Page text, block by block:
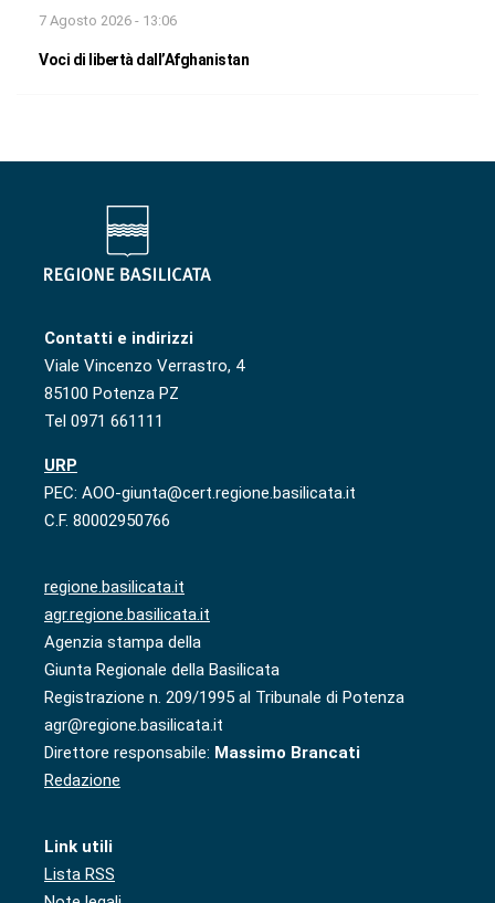
7 Agosto 2026 - 13:06
Voci di libertà dall’Afghanistan
Contatti e indirizzi
Viale Vincenzo Verrastro, 4
85100 Potenza PZ
Tel 0971 661111
URP
PEC: AOO-giunta@cert.regione.basilicata.it
C.F. 80002950766
regione.basilicata.it
agr.regione.basilicata.it
Agenzia stampa della
Giunta Regionale della Basilicata
Registrazione n. 209/1995 al Tribunale di Potenza
agr@regione.basilicata.it
Direttore responsabile: Massimo Brancati
Redazione
Link utili
Lista RSS